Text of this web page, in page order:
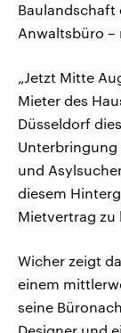
Baulandschaft
Anwaltsbüro –
„Jetzt Mitte
Mieter des
Düsseldorf
und
diesem
Mietvertrag zu
Wicher zeigt
einem
seine